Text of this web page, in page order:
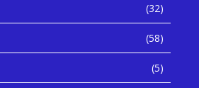
(32)
(58)
(5)